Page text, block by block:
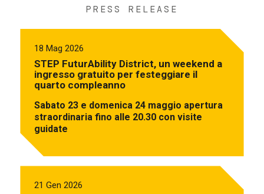
PRESS RELEASE
18 Mag 2026
STEP FuturAbility District, un weekend a
ingresso gratuito per festeggiare il
quarto compleanno
Sabato 23 e domenica 24 maggio apertura
straordinaria fino alle 20.30 con visite
guidate
21 Gen 2026